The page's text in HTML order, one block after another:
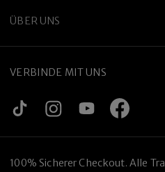
ÜBER UNS
VERBINDE MIT UNS
100% Sicherer Checkout. Alle